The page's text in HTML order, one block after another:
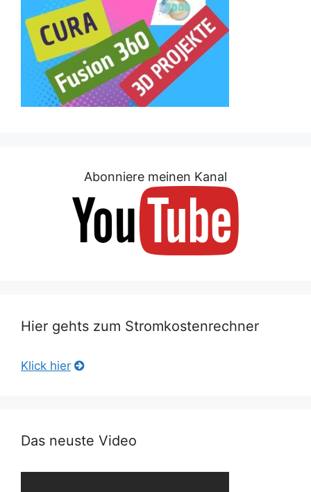
Abonniere meinen Kanal
Hier gehts zum Stromkostenrechner
Klick hier
Das neuste Video